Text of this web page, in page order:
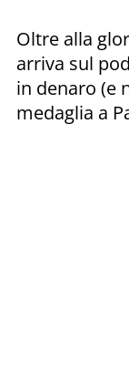
Oltre alla
arriva sul
in denaro (e
medaglia a